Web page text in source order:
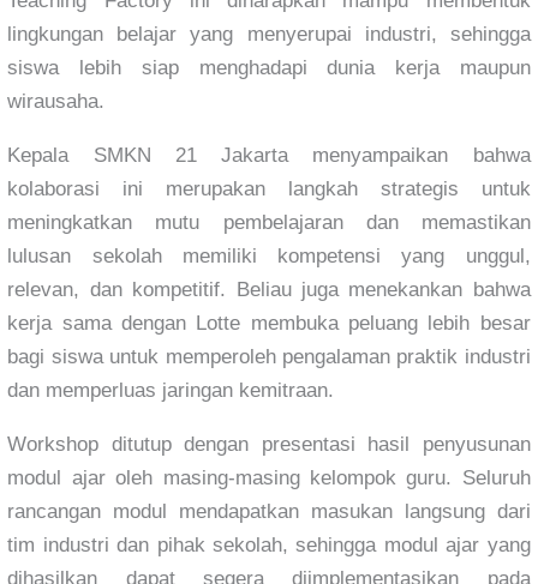
lingkungan belajar yang menyerupai industri, sehingga
siswa lebih siap menghadapi dunia kerja maupun
wirausaha.
Kepala SMKN 21 Jakarta menyampaikan bahwa
kolaborasi ini merupakan langkah strategis untuk
meningkatkan mutu pembelajaran dan memastikan
lulusan sekolah memiliki kompetensi yang unggul,
relevan, dan kompetitif. Beliau juga menekankan bahwa
kerja sama dengan Lotte membuka peluang lebih besar
bagi siswa untuk memperoleh pengalaman praktik industri
dan memperluas jaringan kemitraan.
Workshop ditutup dengan presentasi hasil penyusunan
modul ajar oleh masing-masing kelompok guru. Seluruh
rancangan modul mendapatkan masukan langsung dari
tim industri dan pihak sekolah, sehingga modul ajar yang
dihasilkan dapat segera diimplementasikan pada